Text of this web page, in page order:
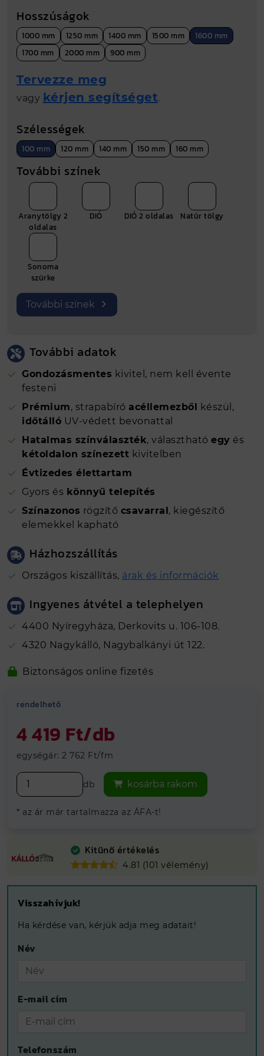
Hosszúságok
1000 mm 1250 mm 1400 mm 1500 mm
1600 mm
1700 mm
2000 mm 900 mm
Tervezze meg
vagy kérjen segítséget.
Szélességek
100 mm 120 mm 140 mm 150 mm 160 mm
További színek
Aranytölgy 2
oldalas
DIÓ DIÓ 2 oldalas Natúr tölgy
Sonoma
szürke
További színek
További adatok
Gondozásmentes kivitel, nem kell évente
festeni
Prémium, strapabíró acéllemezből készül,
időtálló UV-védett bevonattal
Hatalmas színválaszték, választható egy és
kétoldalon színezett kivitelben
Évtizedes élettartam
Gyors és könnyű telepítés
Színazonos rögzítő csavarral, kiegészítő
elemekkel kapható
Házhozszállítás
Országos kiszállítás, árak és információk
Ingyenes átvétel a telephelyen
4400 Nyíregyháza, Derkovits u. 106-108.
4320 Nagykálló, Nagybalkányi út 122.
Bruttó ár (Ft) 4419 Ft
Fm 1.6 folyóméter
Gyártási hely Nyíregyháza
Méret (mm) 100 mm
Biztonságos online fizetés
Hosszútávú
rendelhető
4 419 Ft/db
egységár: 2 762 Ft/fm
db kosárba rakom
* az ár már tartalmazza az ÁFA-t!
Kitűnő értékelés
4.81 (101 vélemény)
Visszahívjuk!
Ha kérdése van, kérjük adja meg adatait!
Név
E-mail cím
Telefonszám